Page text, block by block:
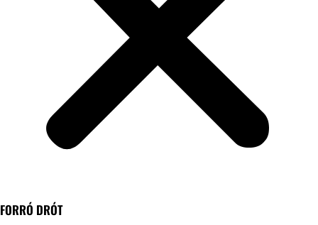
FORRÓ DRÓT